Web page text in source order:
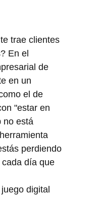
trae clientes
En el
de
en un
el de
"estar en
no está
perdiendo
día que
digital